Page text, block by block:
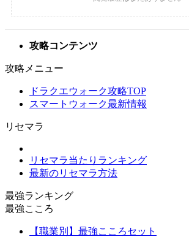
攻略コンテンツ
攻略メニュー
ドラクエウォーク攻略TOP
スマートウォーク最新情報
リセマラ
リセマラ当たりランキング
最新のリセマラ方法
最強ランキング
最強こころ
【職業別】最強こころセット